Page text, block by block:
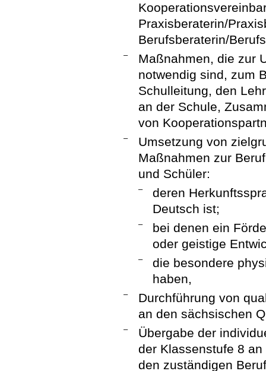
Praxisberaterin/
Berufsberaterin/
–
Maßnahmen, die zur
notwendig sind, zum
Schulleitung, den
an der Schule,
von
–
Umsetzung von
Maßnahmen zur
und Schüler:
–
deren
Deutsch ist;
–
bei denen ein
oder geistige
–
die besondere
haben,
–
Durchführung von
an den sächsischen
–
Übergabe der
der Klassenstufe 8
den zuständigen